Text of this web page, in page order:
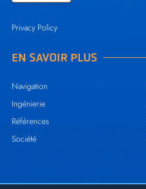
Privacy Policy
EN SAVOIR PLUS
Navigation
Ingénierie
Références
Société